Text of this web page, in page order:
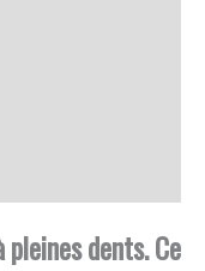
dents. Ce